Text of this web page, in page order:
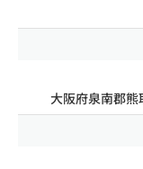
大阪府泉南郡